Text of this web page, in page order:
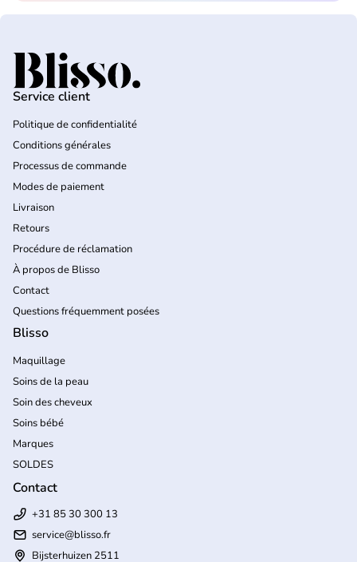
Accueil
Service client
Politique de confidentialité
Conditions générales
Processus de commande
Modes de paiement
Livraison
Retours
Procédure de réclamation
À propos de Blisso
Contact
Questions fréquemment posées
Blisso
Maquillage
Soins de la peau
Soin des cheveux
Soins bébé
Marques
SOLDES
Contact
+31 85 30 300 13
service@blisso.fr
Bijsterhuizen 2511